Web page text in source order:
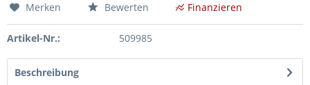
Merken Bewerten Finanzieren
Artikel-Nr.: 509985
Beschreibung